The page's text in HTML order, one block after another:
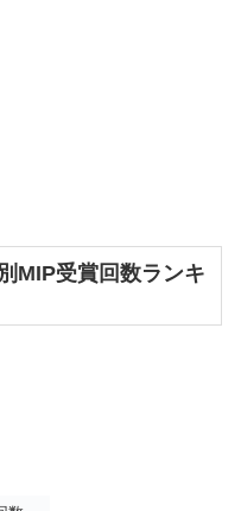
MIP受賞回数ランキ